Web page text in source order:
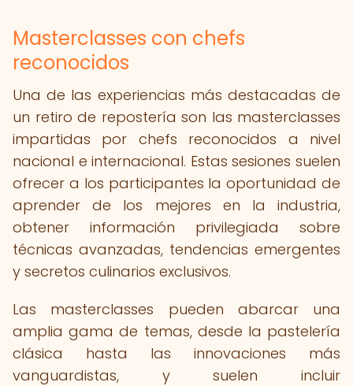
Masterclasses con chefs
reconocidos
Una de las experiencias más destacadas de
un retiro de repostería son las masterclasses
impartidas por chefs reconocidos a nivel
nacional e internacional. Estas sesiones suelen
ofrecer a los participantes la oportunidad de
aprender de los mejores en la industria,
obtener información privilegiada sobre
técnicas avanzadas, tendencias emergentes
y secretos culinarios exclusivos.
Las masterclasses pueden abarcar una
amplia gama de temas, desde la pastelería
clásica hasta las innovaciones más
vanguardistas, y suelen incluir